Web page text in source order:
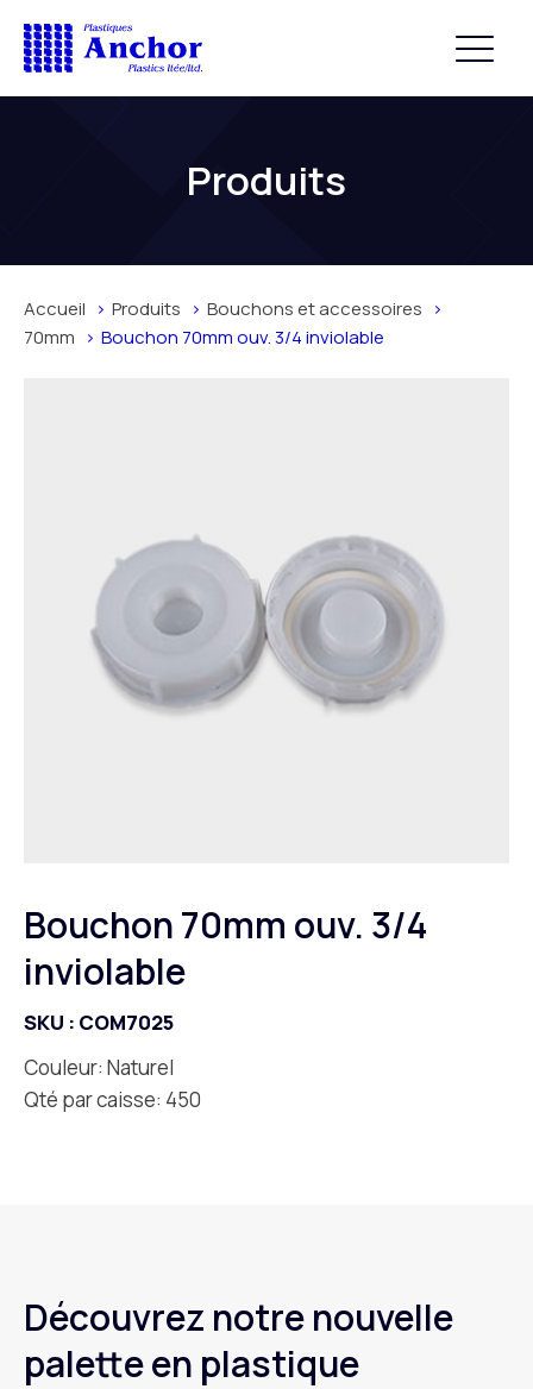
Produits
Accueil Produits
Bouchons et accessoires
70mm
Bouchon 70mm ouv. 3/4 inviolable
Bouchon 70mm ouv. 3/4
inviolable
SKU : COM7025
Couleur: Naturel
Qté par caisse: 450
Découvrez notre nouvelle
palette en plastique